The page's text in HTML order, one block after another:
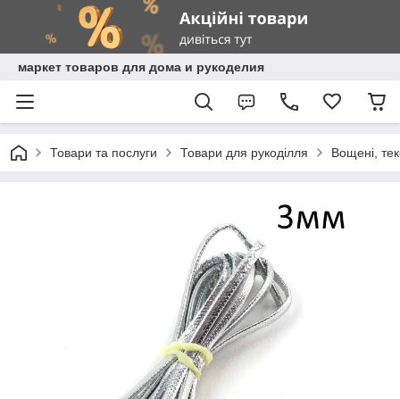
маркет товаров для дома и рукоделия
Товари та послуги Товари для рукоділля Вощені,